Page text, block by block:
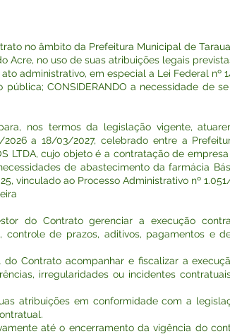
no âmbito da Prefeitura Municipal de
Acre, no uso de suas atribuições legais
administrativo, em especial a Lei Federal nº
CONSIDERANDO a necessidade de
nos termos da legislação vigente,
a 18/03/2027, celebrado entre a
LTDA, cujo objeto é a contratação de
de abastecimento da farmácia
vinculado ao Processo Administrativo nº
do Contrato gerenciar a execução
de prazos, aditivos, pagamentos e
Contrato acompanhar e fiscalizar a
irregularidades ou incidentes
atribuições em conformidade com a
até o encerramento da vigência do